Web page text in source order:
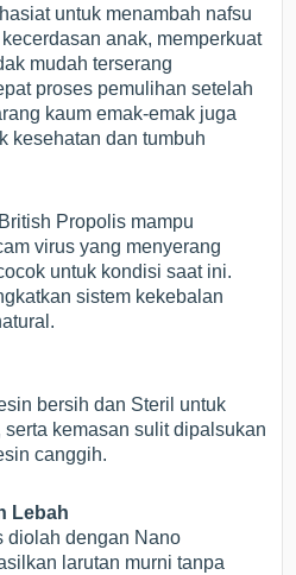
untuk menambah nafsu
anak, memperkuat
mudah terserang
proses pemulihan setelah
kaum emak-emak juga
kesehatan dan tumbuh
Propolis mampu
virus yang menyerang
untuk kondisi saat ini.
sistem kekebalan
bersih dan Steril untuk
kemasan sulit dipalsukan
canggih.
Lebah
diolah dengan Nano
larutan murni tanpa